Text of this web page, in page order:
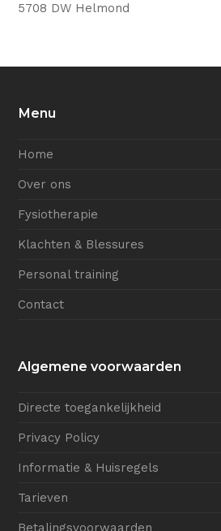
5708 DW Helmond
Menu
Home
Over ons
Fysiotherapie
Klachten & Blessures
Personal training
Contact
Algemene voorwaarden
Directe toegankelijkheid
Privacy Policy
Informatie & Huisregels
Tarieven
Betalingsvoorwaarden